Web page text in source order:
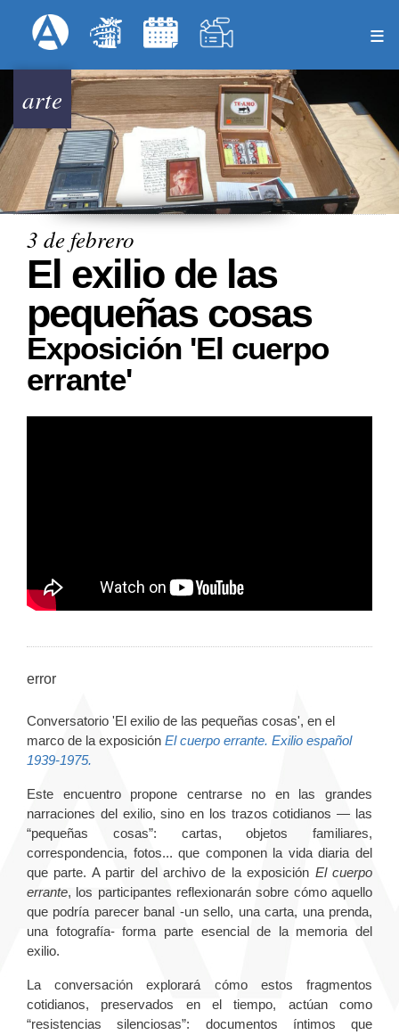
al
principal
Menú Superior
arte
3 de febrero
El exilio de las
pequeñas cosas
Exposición 'El cuerpo
errante'
error
Conversatorio 'El exilio de las pequeñas cosas', en el
marco de la exposición El cuerpo errante. Exilio español
1939-1975.
Este encuentro propone centrarse no en las grandes
narraciones del exilio, sino en los trazos cotidianos — las
“pequeñas cosas”: cartas, objetos familiares,
correspondencia, fotos... que componen la vida diaria del
que parte. A partir del archivo de la exposición El cuerpo
errante, los participantes reflexionarán sobre cómo aquello
que podría parecer banal -un sello, una carta, una prenda,
una fotografía- forma parte esencial de la memoria del
exilio.
La conversación explorará cómo estos fragmentos
cotidianos, preservados en el tiempo, actúan como
“resistencias silenciosas”: documentos íntimos que